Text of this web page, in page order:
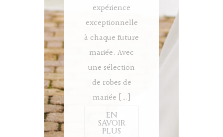
expérience
exceptionnelle
à chaque future
mariée. Avec
une sélection
de robes de
mariée […]
EN
SAVOIR
PLUS